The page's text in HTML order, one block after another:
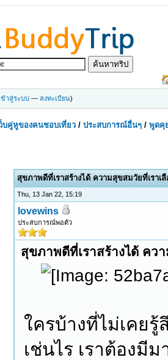
ข้าสู่ระบบ — ลงทะเบียน)
บคู่หูของคนชอบเที่ยว /ประสบการณ์อื่นๆ /พูดคุ
สุขภาพดีที่เราสร้างได้ ความสุขสมวัยที่เราเลื
Thu, 13 Jan 22, 15:19
lovewins
ประสบการณ์พอตัว
สุขภาพดีที่เราสร้างได้ คว
ใครบ้างที่ไม่เคย
เช่นไร เราต้องมี